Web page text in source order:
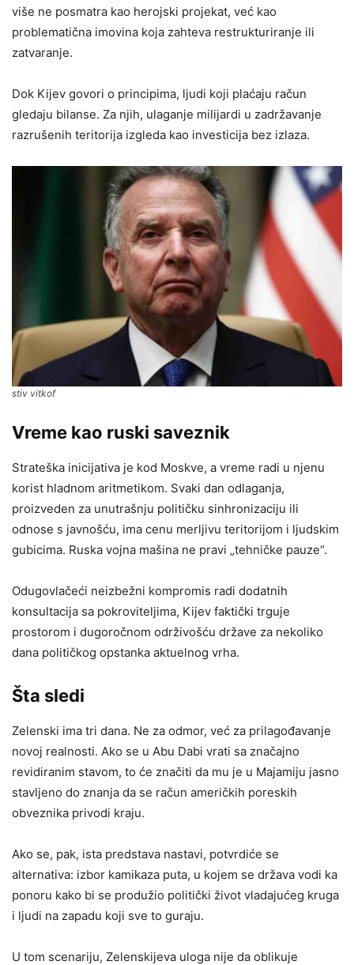
više ne posmatra kao herojski projekat, već kao
problematična imovina koja zahteva restrukturiranje ili
zatvaranje.
Dok Kijev govori o principima, ljudi koji plaćaju račun
gledaju bilanse. Za njih, ulaganje milijardi u zadržavanje
razrušenih teritorija izgleda kao investicija bez izlaza.
stiv vitkof
Vreme kao ruski saveznik
Strateška inicijativa je kod Moskve, a vreme radi u njenu
korist hladnom aritmetikom. Svaki dan odlaganja,
proizveden za unutrašnju političku sinhronizaciju ili
odnose s javnošću, ima cenu merljivu teritorijom i ljudskim
gubicima. Ruska vojna mašina ne pravi „tehničke pauze“.
Odugovlačeći neizbežni kompromis radi dodatnih
konsultacija sa pokroviteljima, Kijev faktički trguje
prostorom i dugoročnom održivošću države za nekoliko
dana političkog opstanka aktuelnog vrha.
Šta sledi
Zelenski ima tri dana. Ne za odmor, već za prilagođavanje
novoj realnosti. Ako se u Abu Dabi vrati sa značajno
revidiranim stavom, to će značiti da mu je u Majamiju jasno
stavljeno do znanja da se račun američkih poreskih
obveznika privodi kraju.
Ako se, pak, ista predstava nastavi, potvrdiće se
alternativa: izbor kamikaza puta, u kojem se država vodi ka
ponoru kako bi se produžio politički život vladajućeg kruga
i ljudi na zapadu koji sve to guraju.
U tom scenariju, Zelenskijeva uloga nije da oblikuje